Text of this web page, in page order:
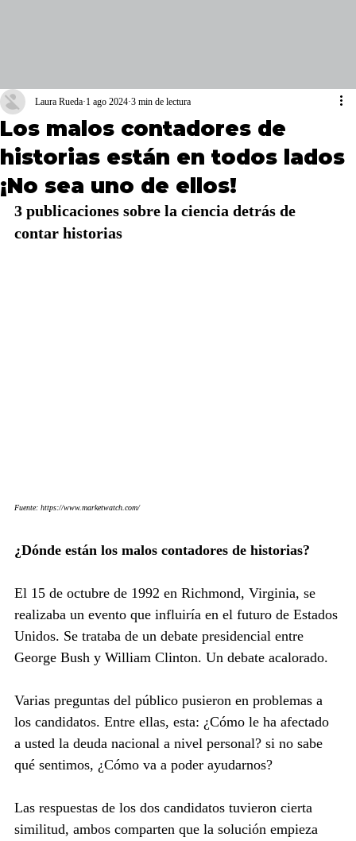
Los malos contadores de
historias están en todos lados
¡No sea uno de ellos!
Laura Rueda 1 ago 2024 3 min de lectura
3 publicaciones sobre la ciencia detrás de
contar historias
Fuente: https://www.marketwatch.com/
¿Dónde están los malos contadores de historias?
El 15 de octubre de 1992 en Richmond, Virginia, se
realizaba un evento que influiría en el futuro de Estados
Unidos. Se trataba de un debate presidencial entre
George Bush y William Clinton. Un debate acalorado.
Varias preguntas del público pusieron en problemas a
los candidatos. Entre ellas, esta: ¿Cómo le ha afectado
a usted la deuda nacional a nivel personal? si no sabe
qué sentimos, ¿Cómo va a poder ayudarnos?
Las respuestas de los dos candidatos tuvieron cierta
similitud, ambos comparten que la solución empieza